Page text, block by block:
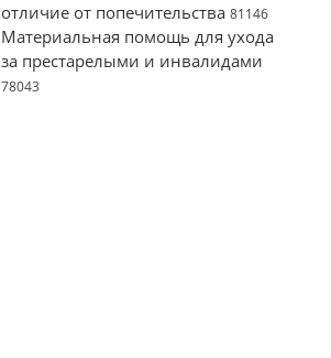
отличие от попечительства 81146
Материальная помощь для ухода
за престарелыми и инвалидами
78043